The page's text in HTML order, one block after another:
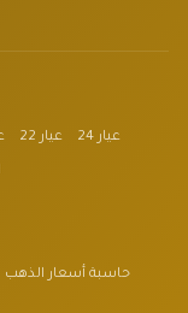
عيار 24 عيار 22
حاسبة أسعار الذهب